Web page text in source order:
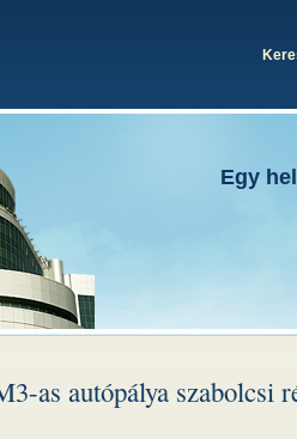
Egy
as autópálya szabolcsi